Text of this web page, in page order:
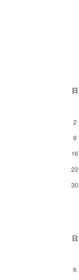
日
2
9
16
23
30
日
6